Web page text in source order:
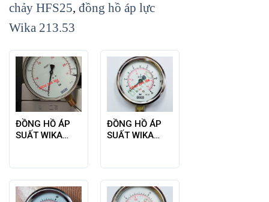
chảy HFS25, đồng hồ áp lực
Wika 213.53
ĐỒNG HỒ ÁP
SUẤT WIKA
ĐỒNG HỒ ÁP
SUẤT WIKA